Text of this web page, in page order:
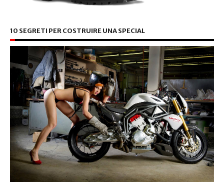
10 SEGRETI PER COSTRUIRE UNA SPECIAL